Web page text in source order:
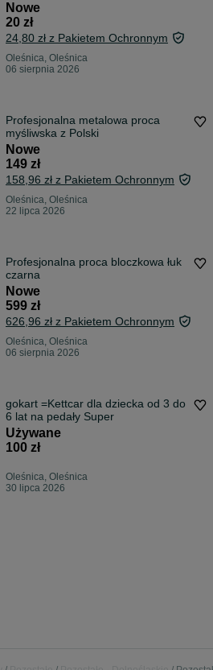
Nowe
20 zł
24,80 zł z Pakietem Ochronnym
Oleśnica, Oleśnica
06 sierpnia 2026
Profesjonalna metalowa proca
myśliwska z Polski
Nowe
149 zł
158,96 zł z Pakietem Ochronnym
Oleśnica, Oleśnica
22 lipca 2026
Profesjonalna proca bloczkowa łuk
czarna
Nowe
599 zł
626,96 zł z Pakietem Ochronnym
Oleśnica, Oleśnica
06 sierpnia 2026
gokart =Kettcar dla dziecka od 3 do
6 lat na pedały Super
Używane
100 zł
Oleśnica, Oleśnica
30 lipca 2026